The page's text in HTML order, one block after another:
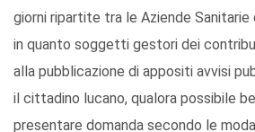
giorni ripartite tra le Aziende
in quanto soggetti gestori dei
alla pubblicazione di appositi avvisi
il cittadino lucano, qualora possibile
presentare domanda secondo le